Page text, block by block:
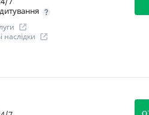
Онлайн (через сайт або інтернет-